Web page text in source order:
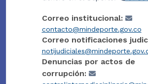
Correo institucional:
contacto@mindeporte.gov.co
Correo notificaciones
Denuncias por actos de
corrupción: